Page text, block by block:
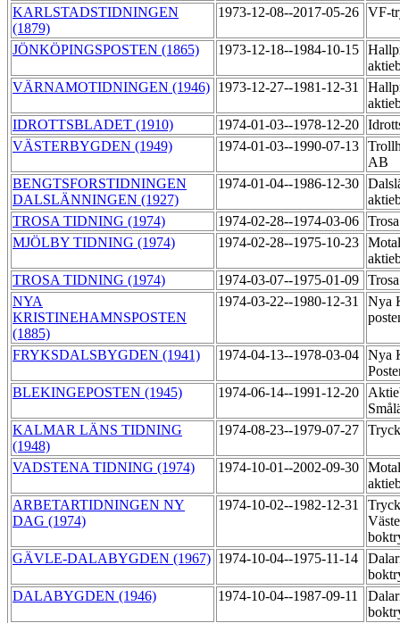
KARLSTADSTIDNINGEN
(1879)
1973-12-08--2017-05-26 VF-
JÖNKÖPINGSPOSTEN (1865) 1973-12-18--1984-10-15
VÄRNAMOTIDNINGEN (1946) 1973-12-27--1981-12-31
IDROTTSBLADET (1910)
1974-01-03--1978-12-20
VÄSTERBYGDEN (1949)
1974-01-03--1990-07-13
AB
BENGTSFORSTIDNINGEN
DALSLÄNNINGEN (1927)
1974-01-04--1986-12-30
TROSA TIDNING (1974)
1974-02-28--1974-03-06
MJÖLBY TIDNING (1974)
1974-02-28--1975-10-23
TROSA TIDNING (1974)
1974-03-07--1975-01-09
NYA
KRISTINEHAMNSPOSTEN
(1885)
1974-03-22--1980-12-31
Nya
FRYKSDALSBYGDEN (1941) 1974-04-13--1978-03-04 Nya
BLEKINGEPOSTEN (1945)
1974-06-14--1991-12-20
KALMAR LÄNS TIDNING
(1948)
1974-08-23--1979-07-27
VADSTENA TIDNING (1974) 1974-10-01--2002-09-30
ARBETARTIDNINGEN NY
DAG (1974)
1974-10-02--1982-12-31
GÄVLE-DALABYGDEN (1967) 1974-10-04--1975-11-14
DALABYGDEN (1946)
1974-10-04--1987-09-11